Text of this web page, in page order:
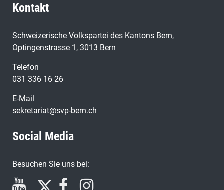
Kontakt
Schweizerische Volkspartei des Kantons Bern,
Optingenstrasse 1, 3013 Bern
Telefon
031 336 16 26
E-Mail
sekretariat@svp-bern.ch
Social Media
Besuchen Sie uns bei: